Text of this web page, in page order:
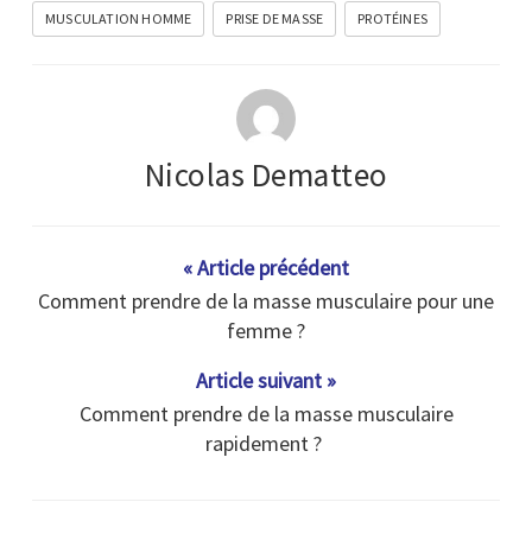
MUSCULATION HOMME PRISE DE MASSE PROTÉINES
Nicolas Dematteo
« Article précédent
Comment prendre de la masse musculaire pour une
femme ?
Article suivant »
Comment prendre de la masse musculaire
rapidement ?